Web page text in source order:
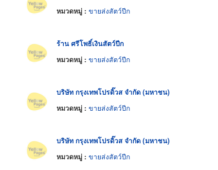
หมวดหมู่ : ขายส่งสัตว์ปีก
ร้าน ศรีโพธิ์เงินสัตว์ปีก
หมวดหมู่ : ขายส่งสัตว์ปีก
บริษัท กรุงเทพโปรดิ๊วส จำกัด (มหาชน)
หมวดหมู่ : ขายส่งสัตว์ปีก
บริษัท กรุงเทพโปรดิ๊วส จำกัด (มหาชน)
หมวดหมู่ : ขายส่งสัตว์ปีก